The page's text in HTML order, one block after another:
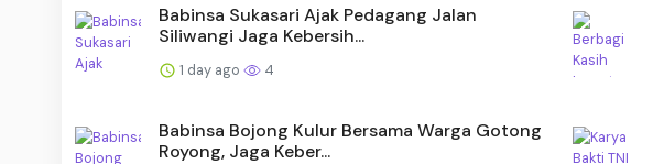
Babinsa Sukasari Ajak Pedagang Jalan
Siliwangi Jaga Kebersih...
1 day ago 4
Babinsa Bojong Kulur Bersama Warga Gotong
Royong, Jaga Keber...